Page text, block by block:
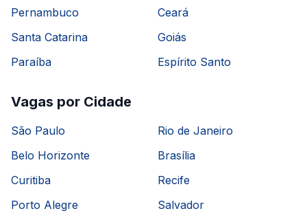
Pernambuco
Ceará
Santa Catarina
Goiás
Paraíba
Espírito Santo
Vagas por Cidade
São Paulo
Rio de Janeiro
Belo Horizonte
Brasília
Curitiba
Recife
Porto Alegre
Salvador